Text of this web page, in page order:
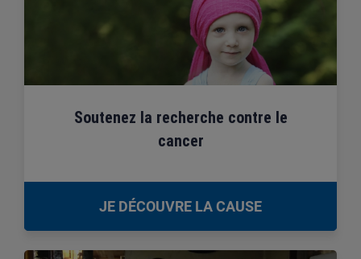
Soutenez la recherche contre le
cancer
JE DÉCOUVRE LA CAUSE